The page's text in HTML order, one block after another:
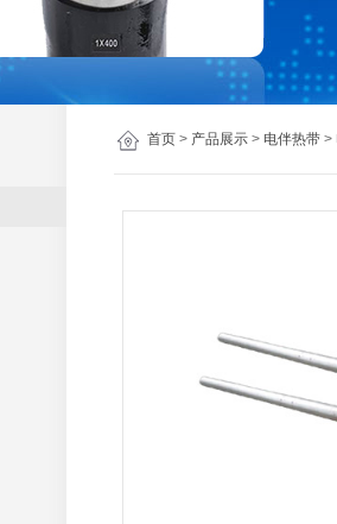
首页 > 产品展示 > 电伴热带 >